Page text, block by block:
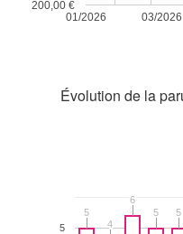
01/2026 03/2026
200,00 €
Évolution de la
5
5
5
4
4
6
6
5
5 5
5